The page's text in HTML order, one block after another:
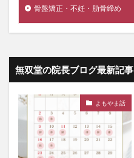
骨盤矯正・不妊・肋骨締め
無双堂の院長ブログ最新記事
よもやま話